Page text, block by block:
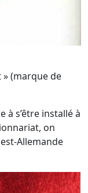
» (marque de
à s’être installé à
on
Allemande